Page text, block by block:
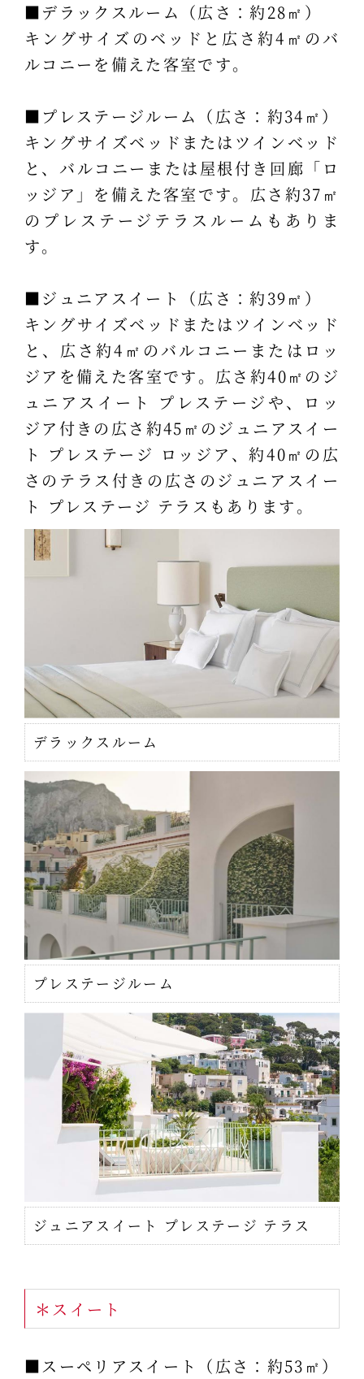
■デラックスルーム（広さ：約28㎡）
キングサイズのベッドと広さ約4㎡のバ
ルコニーを備えた客室です。
■プレステージルーム（広さ：約34㎡）
キングサイズベッドまたはツインベッド
と、バルコニーまたは屋根付き回廊「ロ
ッジア」を備えた客室です。広さ約37㎡
のプレステージテラスルームもありま
す。
■ジュニアスイート（広さ：約39㎡）
キングサイズベッドまたはツインベッド
と、広さ約4㎡のバルコニーまたはロッ
ジアを備えた客室です。広さ約40㎡のジ
ュニアスイート プレステージや、ロッ
ジア付きの広さ約45㎡のジュニアスイー
ト プレステージ ロッジア、約40㎡の広
さのテラス付きの広さのジュニアスイー
ト プレステージ テラスもあります。
デラックスルーム
プレステージルーム
ジュニアスイート プレステージ テラス
＊スイート
■スーペリアスイート（広さ：約53㎡）